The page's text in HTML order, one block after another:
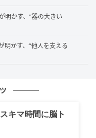
を見つけ出す柔
れ」
視点から捉えること
まなかったとして
が、思いがけない
、その背景には試
れず挑戦すること
明かす、“器の大きい
明かす、“他人を支える
キマ時間に脳ト